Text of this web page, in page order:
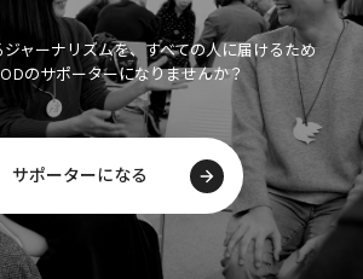
ャーナリズムを、すべての人に届けるため
のサポーターになりませんか？
サポーターになる